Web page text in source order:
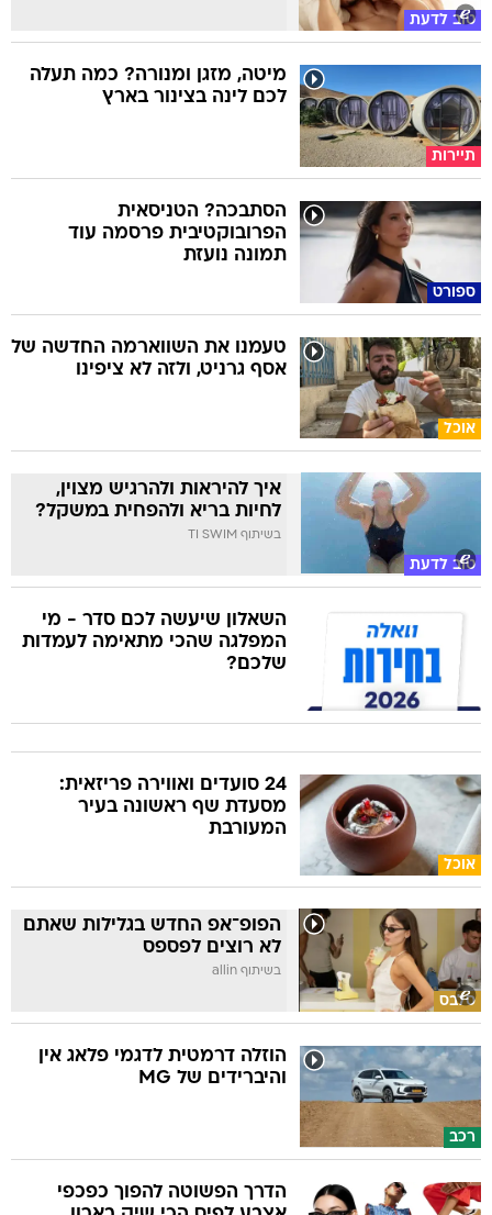
טוב לדעת
תיירות
מיטה, מזגן ומנורה? כמה תעלה
לכם לינה בצינור בארץ
ספורט
הסתבכה? הטניסאית
הפרובוקטיבית פרסמה עוד
תמונה נועזת
אוכל
טעמנו את השווארמה החדשה של
אסף גרניט, ולזה לא ציפינו
טוב לדעת
איך להיראות ולהרגיש מצוין,
לחיות בריא ולהפחית במשקל?
בשיתוף TI SWIM
השאלון שיעשה לכם סדר - מי
המפלגה שהכי מתאימה לעמדות
שלכם?
אוכל
24 סועדים ואווירה פריזאית:
מסעדת שף ראשונה בעיר
המעורבת
סלבס
הפופ־אפ החדש בגלילות שאתם
לא רוצים לפספס
בשיתוף allin
רכב
הוזלה דרמטית לדגמי פלאג אין
והיברידים של MG
הדרך הפשוטה להפוך כפכפי